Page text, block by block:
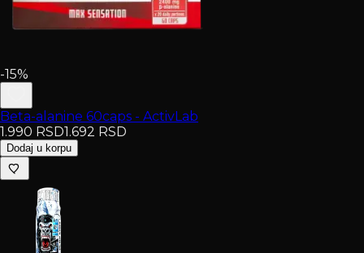
-15%
Beta-alanine 60caps - ActivLab
1.990 RSD1.692 RSD
Dodaj u korpu